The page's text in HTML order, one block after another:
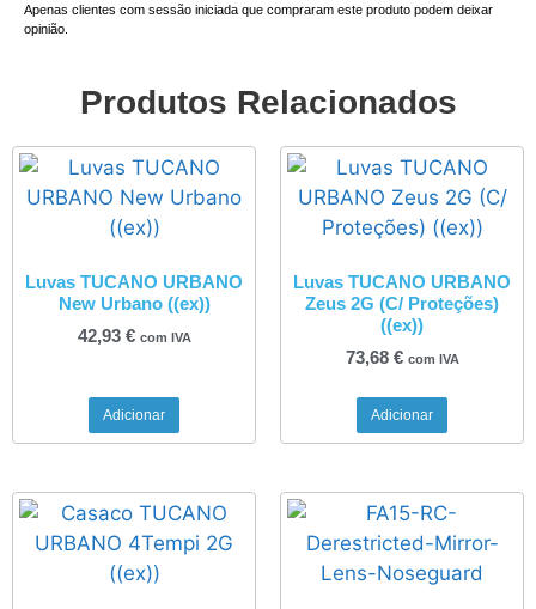
Apenas clientes com sessão iniciada que compraram este produto podem deixar
opinião.
Produtos Relacionados
Luvas TUCANO URBANO
New Urbano ((ex))
42,93 € com IVA
Adicionar
Luvas TUCANO URBANO
Zeus 2G (C/ Proteções)
((ex))
73,68 € com IVA
Adicionar